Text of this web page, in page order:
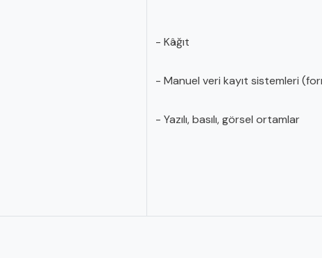
- Kâğıt
- Manuel veri kayıt sistemleri
- Yazılı, basılı, görsel ortamlar